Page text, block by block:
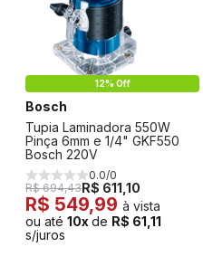
12% Off
Bosch
Tupia Laminadora 550W
Pinça 6mm e 1/4" GKF550
Bosch 220V
0.0/0
R$ 694,43R$ 611,10
R$ 549,99 à vista
ou até 10x de R$ 61,11
s/juros